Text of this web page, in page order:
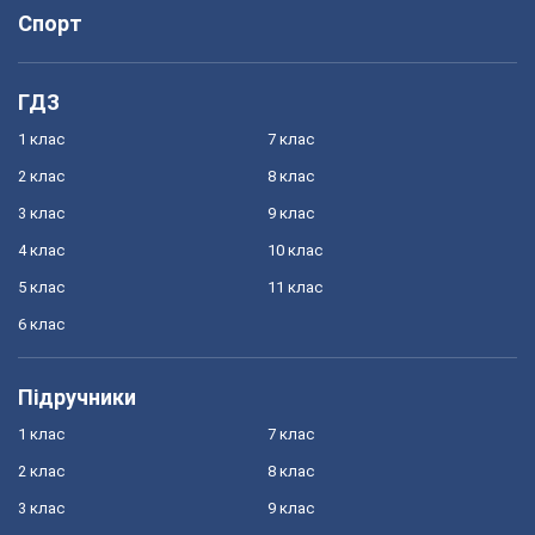
Спорт
ГДЗ
1 клас
2 клас
3 клас
4 клас
5 клас
6 клас
7 клас
8 клас
9 клас
10 клас
11 клас
Підручники
1 клас
2 клас
3 клас
7 клас
8 клас
9 клас